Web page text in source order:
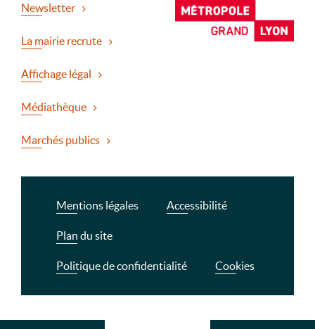
Newsletter
La mairie recrute
Affichage légal
Médiathèque
Marchés publics
Mentions légales Accessibilité
Plan du site
Politique de confidentialité Cookies